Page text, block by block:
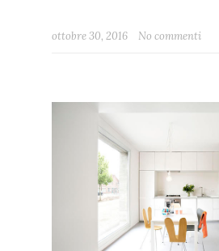
ottobre 30, 2016 No commenti